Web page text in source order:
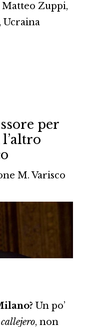
Matteo Zuppi,
, Ucraina
per
l’altro
M. Varisco
Un po’
callejero, non